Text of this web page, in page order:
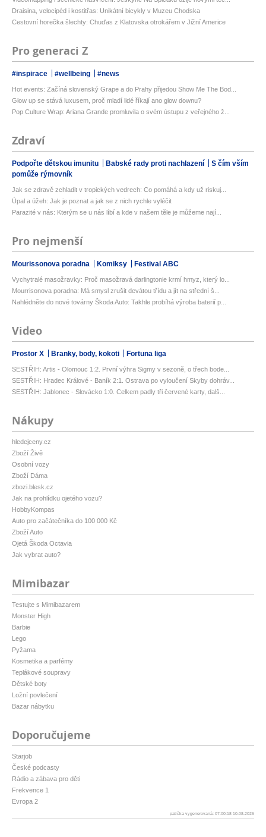
Draisina, velocipéd i kostitřas: Unikátní bicykly v Muzeu Chodska
Cestovní horečka šlechty: Chuďas z Klatovska otrokářem v Jižní Americe
Pro generaci Z
#inspirace #wellbeing #news
Hot events: Začíná slovenský Grape a do Prahy přijedou Show Me The Bod...
Glow up se stává luxusem, proč mladí lidé říkají ano glow downu?
Pop Culture Wrap: Ariana Grande promluvila o svém ústupu z veřejného ž...
Zdraví
Podpořte dětskou imunitu Babské rady proti nachlazení
S čím vším
pomůže rýmovník
Jak se zdravě zchladit v tropických vedrech: Co pomáhá a kdy už riskuj...
Úpal a úžeh: Jak je poznat a jak se z nich rychle vyléčit
Parazité v nás: Kterým se u nás líbí a kde v našem těle je můžeme nají...
Pro nejmenší
Mourissonova poradna Komiksy Festival ABC
Vychytralé masožravky: Proč masožravá darlingtonie krmí hmyz, který lo...
Mourrisonova poradna: Má smysl zrušit devátou třídu a jít na střední š...
Nahlédněte do nové továrny Škoda Auto: Takhle probíhá výroba baterií p...
Video
Prostor X Branky, body, kokoti Fortuna liga
SESTŘIH: Artis - Olomouc 1:2. První výhra Sigmy v sezoně, o třech bode...
SESTŘIH: Hradec Králové - Baník 2:1. Ostrava po vyloučení Skyby dohráv...
SESTŘIH: Jablonec - Slovácko 1:0. Celkem padly tři červené karty, dalš...
Nákupy
hledejceny.cz
Zboží Živě
Osobní vozy
Zboží Dáma
zbozi.blesk.cz
Jak na prohlídku ojetého vozu?
HobbyKompas
Auto pro začátečníka do 100 000 Kč
Zboží Auto
Ojetá Škoda Octavia
Jak vybrat auto?
Mimibazar
Testujte s Mimibazarem
Monster High
Barbie
Lego
Pyžama
Kosmetika a parfémy
Teplákové soupravy
Dětské boty
Ložní povlečení
Bazar nábytku
Doporučujeme
Starjob
České podcasty
Rádio a zábava pro děti
Frekvence 1
Evropa 2
patička vygenerovaná: 07:00:18 10.08.2026